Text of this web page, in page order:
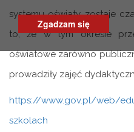
systemu oświaty zostaje
to, że w tym okresie
oświatowe zarówno
prowadziły zajęć
https://www.gov.pl/web/
szkolach
Zgadzam się